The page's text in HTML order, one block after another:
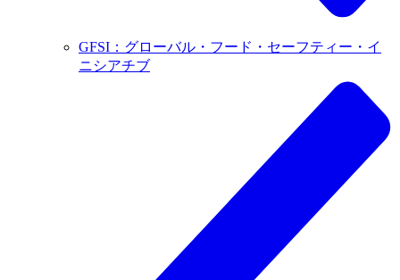
GFSI：グローバル・フード・セーフティー・イ
ニシアチブ